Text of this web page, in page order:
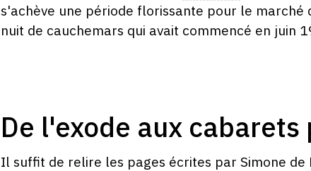
s'achève une période florissante pour le marché
nuit de cauchemars qui avait commencé en juin
De l'exode aux cabarets
Il suffit de relire les pages écrites par Simone